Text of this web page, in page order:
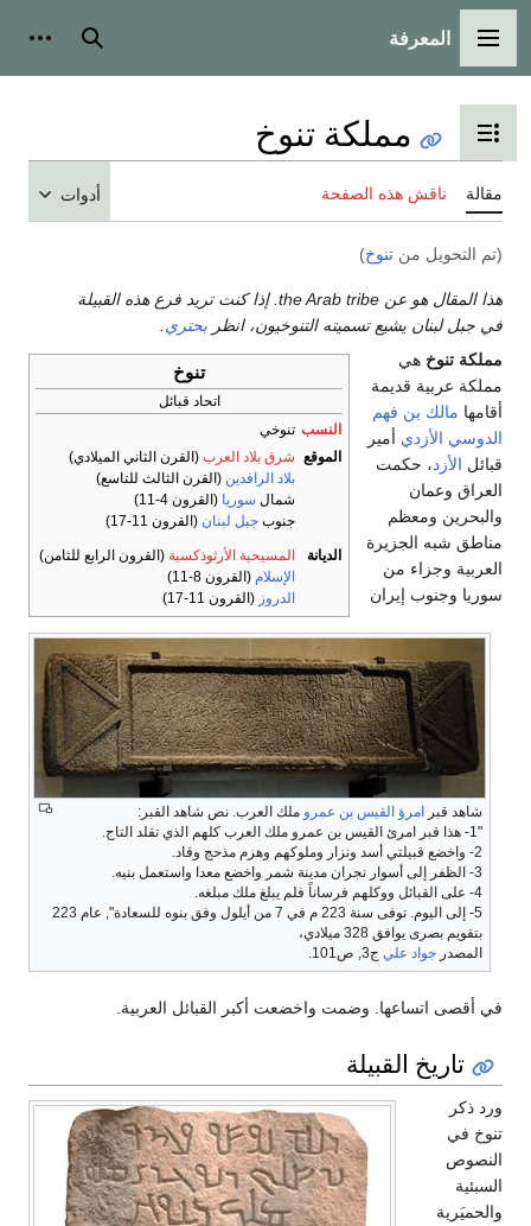
القائمة الرئيسية
المعرفة بحث
تبديل عرض جدول المحتويات
مملكة تنوخ
مقالة ناقش هذه الصفحة أدوات
(تم التحويل من تنوخ)
هذا المقال هو عن the Arab tribe. إذا كنت تريد فرع هذه القبيلة
في جبل لبنان يشيع تسميته التنوخيون، انظر بحتري
تنوخ
اتحاد قبائل
النسب تنوخي
الموقع شرق بلاد العرب (القرن الثاني الميلادي)
بلاد الرافدين (القرن الثالث للتاسع)
شمال سوريا (القرون 4-11)
جنوب جبل لبنان (القرون 11-17)
الديانة المسيحية الأرثوذكسية (القرون الرابع للثامن)
الإسلام (القرون 8-11)
الدروز (القرون 11-17)
شاهد قبر امرؤ القيس بن عمرو ملك العرب. نص شاهد القبر:
"1- هذا قبر امرئ القيس بن عمرو ملك العرب كلهم الذي تقلد التاج.
2- واخضع قبيلتي أسد ونزار وملوكهم وهزم مذحج وقاد.
3- الظفر إلى أسوار نجران مدينة شمر واخضع معدا واستعمل بنيه.
4- على القبائل ووكلهم فرساناً فلم يبلغ ملك مبلغه.
5- إلى اليوم. توفى سنة 223 م في 7 من أيلول وفق بنوه للسعادة", عام 223
بتقويم بصرى يوافق 328 ميلادي،
المصدر جواد علي ج3, ص101.
مملكة تنوخ هي
مملكة عربية قديمة
أقامها مالك بن فهم
الدوسي الأزدي أمير
قبائل الأزد، حكمت
العراق وعمان
والبحرين ومعظم
مناطق شبه الجزيرة
العربية وجزاء من
سوريا وجنوب إيران
في أقصى اتساعها. وضمت واخضعت أكبر القبائل العربية.
تاريخ القبيلة
ورد ذكر
تنوخ في
النصوص
السبئية
والحميَرية